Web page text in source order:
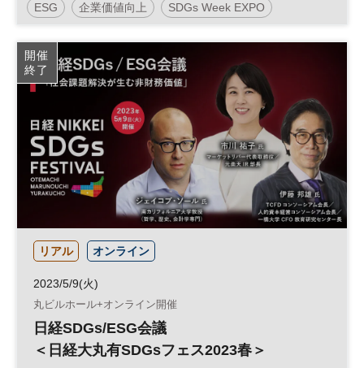
ESG 企業価値向上 SDGs Week EXPO
社会課題 サステナビリティ 企業価値 脱炭素
カーボンニュートラル サステナブル 投資
SDGs 再生可能エネルギー ESG投資
参加無料
日経メッセプレミアム・カンファレンス・シリーズ
プレミアム・カンファレンス・シリーズ
開催
終了
リアル オンライン
2023/5/9(火)
丸ビルホール+オンライン開催
日経SDGs/ESG会議
＜日経大丸有SDGsフェス2023春＞